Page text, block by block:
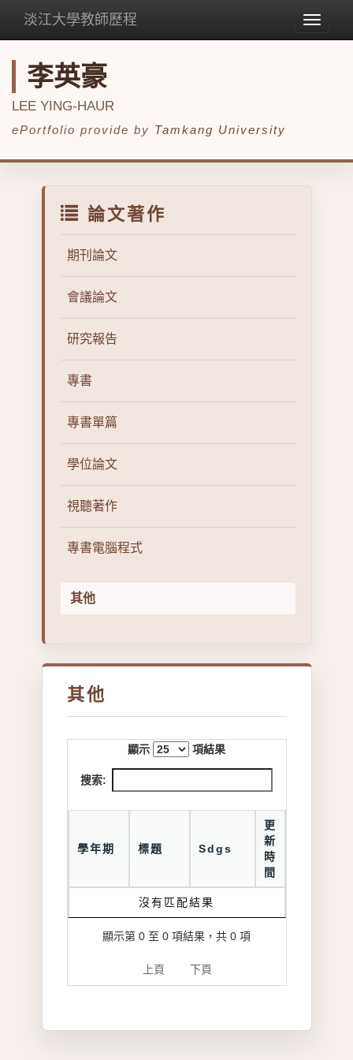
Toggle
淡江大學教師歷程
李英豪
LEE YING-HAUR
ePortfolio provide by Tamkang University
論文著作
期刊論文
會議論文
研究報告
專書
專書單篇
學位論文
視聽著作
專書電腦程式
其他
其他
顯示 項結果
搜索:
學年期 標題 Sdgs
更
新
時
間
沒有匹配結果
顯示第 0 至 0 項結果，共 0 項
上頁 下頁